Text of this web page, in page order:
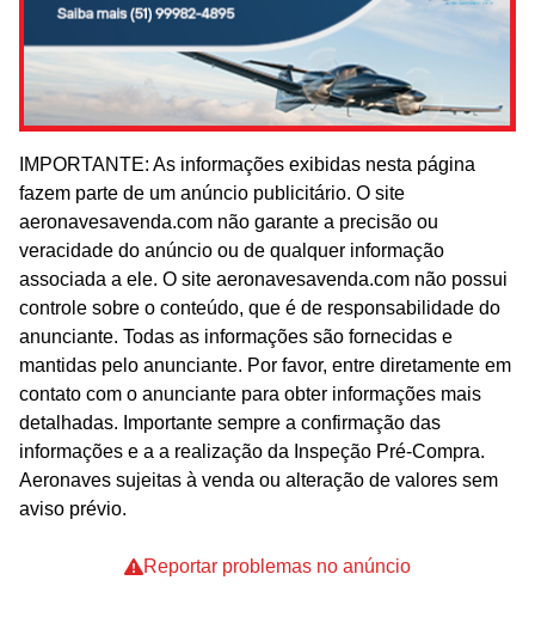
IMPORTANTE: As informações exibidas nesta página
fazem parte de um anúncio publicitário. O site
aeronavesavenda.com não garante a precisão ou
veracidade do anúncio ou de qualquer informação
associada a ele. O site aeronavesavenda.com não possui
controle sobre o conteúdo, que é de responsabilidade do
anunciante. Todas as informações são fornecidas e
mantidas pelo anunciante. Por favor, entre diretamente em
contato com o anunciante para obter informações mais
detalhadas. Importante sempre a confirmação das
informações e a a realização da Inspeção Pré-Compra.
Aeronaves sujeitas à venda ou alteração de valores sem
aviso prévio.
Reportar problemas no anúncio